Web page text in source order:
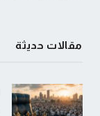
مقالات حديثة